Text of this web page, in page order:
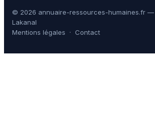
© 2026 annuaire-ressources-humaines.fr —
Lakanal
Mentions légales · Contact